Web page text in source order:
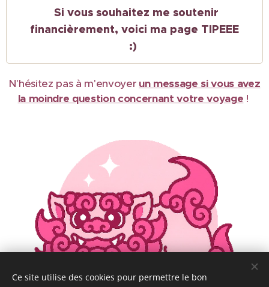
Si vous souhaitez me soutenir
financièrement, voici ma page TIPEEE
:)
N'hésitez pas à m'envoyer un message si vous avez
la moindre question concernant votre voyage !
Ce site utilise des cookies pour permettre le bon